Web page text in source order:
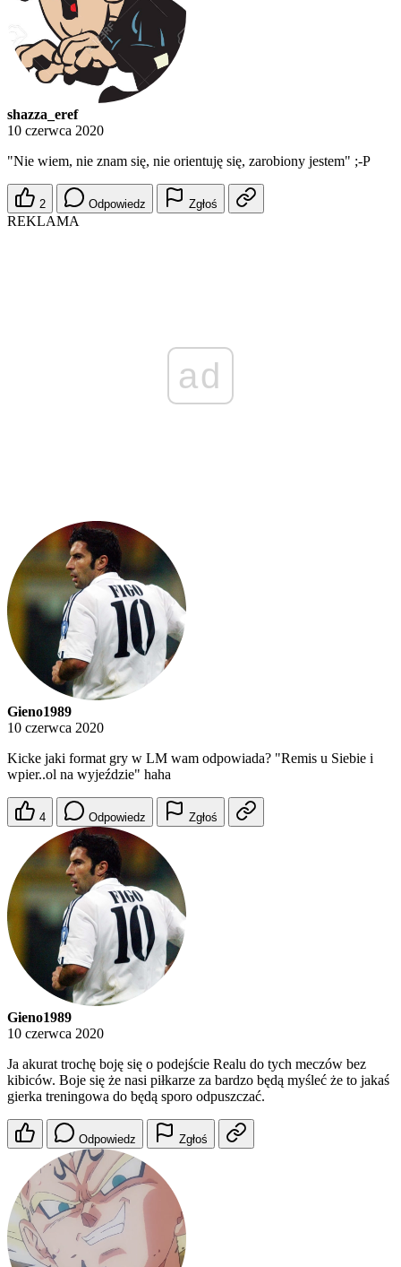
shazza_eref
10 czerwca 2020
"Nie wiem, nie znam się, nie orientuję się, zarobiony jestem" ;-P
2 Odpowiedz Zgłoś
REKLAMA
ad
Gieno1989
10 czerwca 2020
Kicke jaki format gry w LM wam odpowiada? "Remis u Siebie i
wpier..ol na wyjeździe" haha
4 Odpowiedz Zgłoś
Gieno1989
10 czerwca 2020
Ja akurat trochę boję się o podejście Realu do tych meczów bez
kibiców. Boje się że nasi piłkarze za bardzo będą myśleć że to jakaś
gierka treningowa do będą sporo odpuszczać.
Odpowiedz Zgłoś